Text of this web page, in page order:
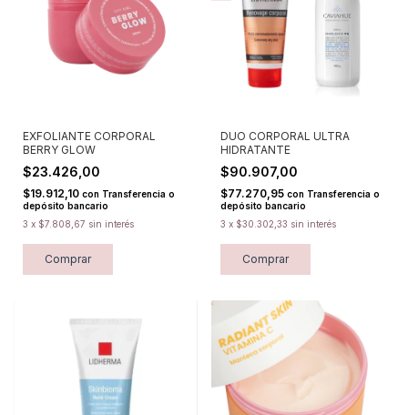
EXFOLIANTE CORPORAL
BERRY GLOW
$23.426,00
$19.912,10 con Transferencia o
depósito bancario
3 x $7.808,67 sin interés
DUO CORPORAL ULTRA
HIDRATANTE
$90.907,00
$77.270,95 con Transferencia o
depósito bancario
3 x $30.302,33 sin interés